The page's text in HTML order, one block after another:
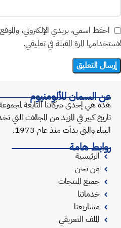
احفظ اسمي، بريدي الإلكتروني،
لاستخدامها المرة المقبلة في تعليقي.
عن السمان للألومنيوم
هذه هي إحدى شركاتنا التابعة
تاريخ كبير في المزيد من المجالات
البناء والتي بدأت منذ عام 1973.
روابط هامة
الرئيسية
من نحن
جميع المنتجات
خدماتنا
مشاريعنا
الملف التعريفي